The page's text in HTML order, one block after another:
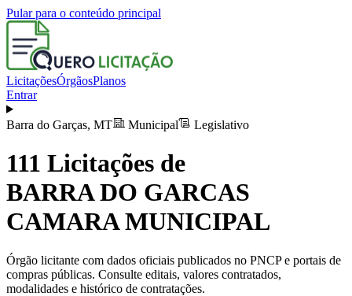
Pular para o conteúdo principal
LicitaçõesÓrgãosPlanos
Entrar
Barra do Garças, MT Municipal Legislativo
111 Licitações de
BARRA DO GARCAS
CAMARA MUNICIPAL
Órgão licitante com dados oficiais publicados no PNCP e portais de
compras públicas. Consulte editais, valores contratados,
modalidades e histórico de contratações.